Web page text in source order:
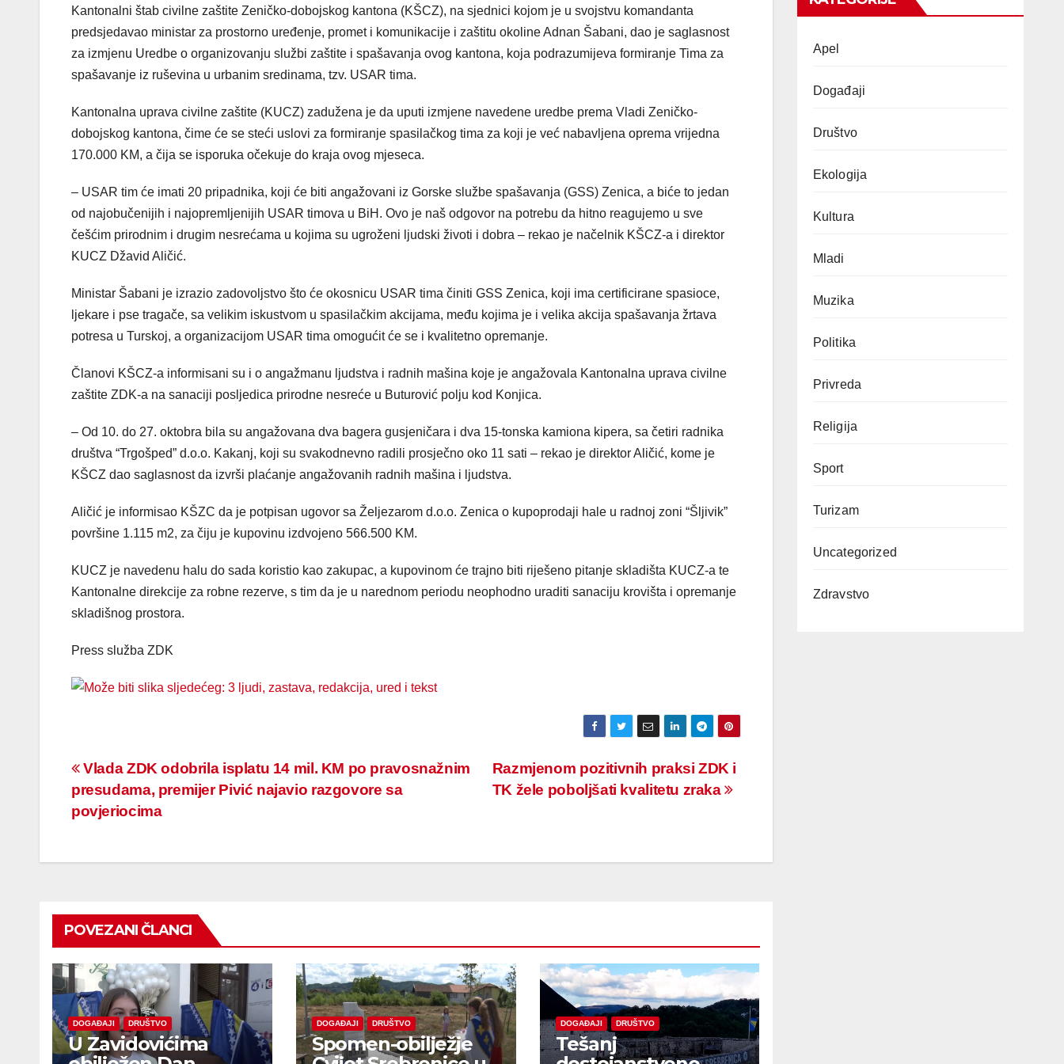
Kantonalni štab civilne zaštite Zeničko-dobojskog kantona (KŠCZ), na sjednici kojom je u svojstvu komandanta
predsjedavao ministar za prostorno uređenje, promet i komunikacije i zaštitu okoline Adnan Šabani, dao je saglasnost
za izmjenu Uredbe o organizovanju službi zaštite i spašavanja ovog kantona, koja podrazumijeva formiranje Tima za
spašavanje iz ruševina u urbanim sredinama, tzv. USAR tima.
Kantonalna uprava civilne zaštite (KUCZ) zadužena je da uputi izmjene navedene uredbe prema Vladi Zeničko-
dobojskog kantona, čime će se steći uslovi za formiranje spasilačkog tima za koji je već nabavljena oprema vrijedna
170.000 KM, a čija se isporuka očekuje do kraja ovog mjeseca.
– USAR tim će imati 20 pripadnika, koji će biti angažovani iz Gorske službe spašavanja (GSS) Zenica, a biće to jedan
od najobučenijih i najopremljenijih USAR timova u BiH. Ovo je naš odgovor na potrebu da hitno reagujemo u sve
češćim prirodnim i drugim nesrećama u kojima su ugroženi ljudski životi i dobra – rekao je načelnik KŠCZ-a i direktor
KUCZ Džavid Aličić.
Ministar Šabani je izrazio zadovoljstvo što će okosnicu USAR tima činiti GSS Zenica, koji ima certificirane spasioce,
ljekare i pse tragače, sa velikim iskustvom u spasilačkim akcijama, među kojima je i velika akcija spašavanja žrtava
potresa u Turskoj, a organizacijom USAR tima omogućit će se i kvalitetno opremanje.
Članovi KŠCZ-a informisani su i o angažmanu ljudstva i radnih mašina koje je angažovala Kantonalna uprava civilne
zaštite ZDK-a na sanaciji posljedica prirodne nesreće u Buturović polju kod Konjica.
– Od 10. do 27. oktobra bila su angažovana dva bagera gusjeničara i dva 15-tonska kamiona kipera, sa četiri radnika
društva “Trgošped” d.o.o. Kakanj, koji su svakodnevno radili prosječno oko 11 sati – rekao je direktor Aličić, kome je
KŠCZ dao saglasnost da izvrši plaćanje angažovanih radnih mašina i ljudstva.
Aličić je informisao KŠZC da je potpisan ugovor sa Željezarom d.o.o. Zenica o kupoprodaji hale u radnoj zoni “Šljivik”
površine 1.115 m2, za čiju je kupovinu izdvojeno 566.500 KM.
KUCZ je navedenu halu do sada koristio kao zakupac, a kupovinom će trajno biti riješeno pitanje skladišta KUCZ-a te
Kantonalne direkcije za robne rezerve, s tim da je u narednom periodu neophodno uraditi sanaciju krovišta i opremanje
skladišnog prostora.
Press služba ZDK
Navigacija
članaka
Razmjenom pozitivnih praksi ZDK i
TK žele poboljšati kvalitetu zraka
Vlada ZDK odobrila isplatu 14 mil. KM po pravosnažnim
presudama, premijer Pivić najavio razgovore sa
povjeriocima
POVEZANI ČLANCI
DOGAĐAJI DRUŠTVO
U Zavidovićima
DOGAĐAJI DRUŠTVO
Spomen-obilježje
DOGAĐAJI DRUŠTVO
Tešanj
Apel
Događaji
Društvo
Ekologija
Kultura
Mladi
Muzika
Politika
Privreda
Religija
Sport
Turizam
Uncategorized
Zdravstvo